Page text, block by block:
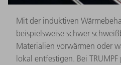
Mit der induktiven
beispielsweise schwer
Materialien vorwärmen oder
lokal entfestigen. Bei